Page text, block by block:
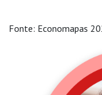
Fonte: Economapas